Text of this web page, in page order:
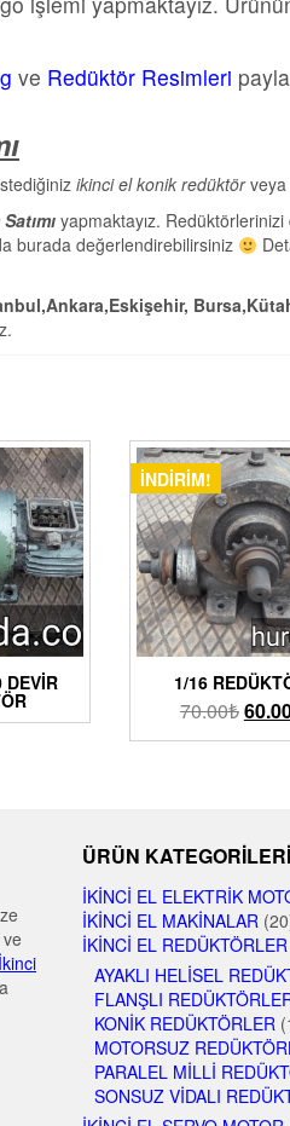
ve Redüktör Resimleri
ikinci el konik redüktörveya
yapmaktayız.
burada değerlendirebilirsiniz
DEVIR
İNDIRIM!
1/16
70.00₺
İkinci
ÜRÜN KATEGORILERI
İKINCI EL ELEKTRIK
İKINCI EL MAKINALAR
İKINCI EL REDÜKTÖRLER
AYAKLI HELISEL
FLANŞLI
KONIK REDÜKTÖRLER
MOTORSUZ
PARALEL MILLI
SONSUZ VIDALI